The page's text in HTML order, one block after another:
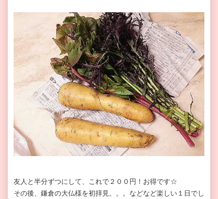
友人と半分ずつにして、これで２００円！お得です☆
その後、鎌倉の大仏様を初拝見。。。などなど楽しい１日でし